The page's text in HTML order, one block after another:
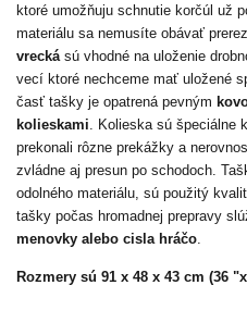
ktoré umožňuju schnutie korčúl už
materiálu sa nemusíte obávať
vreckású vhodné na uloženie
vecí ktoré nechceme mať uložené
časť tašky je opatrená pevným
kolieskami. Kolieska sú špeciálne
prekonali rôzne prekážky a
zvládne aj presun po schodoch.
odolného materiálu, sú použitý
tašky počas hromadnej prepravy
menovky alebo cisla hráčo.
Rozmery sú 91 x 48 x 43 cm (36